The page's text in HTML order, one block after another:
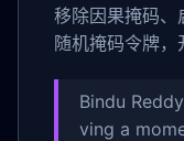
移除因果掩码、
随机掩码令牌，
Bindu
ving a